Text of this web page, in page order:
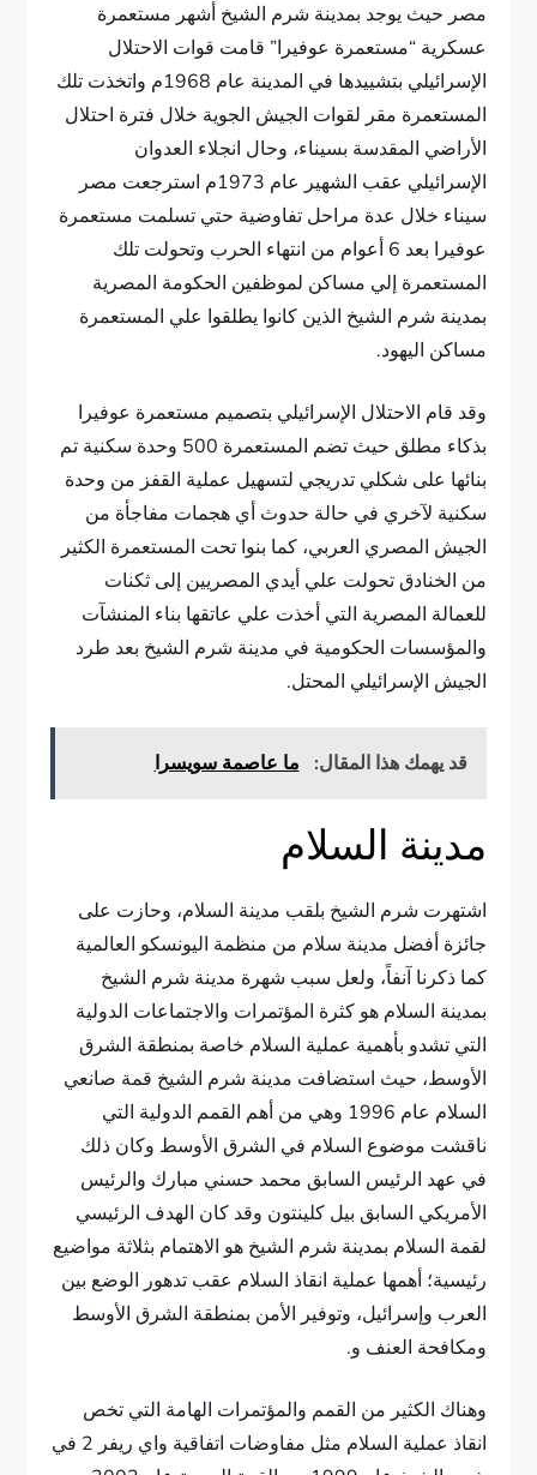
مصر حيث يوجد بمدينة شرم الشيخ أشهر مستعمرة
عسكرية “مستعمرة عوفيرا” قامت قوات الاحتلال
الإسرائيلي بتشييدها في المدينة عام 1968م واتخذت تلك
المستعمرة مقر لقوات الجيش الجوية خلال فترة احتلال
الأراضي المقدسة بسيناء، وحال انجلاء العدوان
الإسرائيلي عقب الشهير عام 1973م استرجعت مصر
سيناء خلال عدة مراحل تفاوضية حتي تسلمت مستعمرة
عوفيرا بعد 6 أعوام من انتهاء الحرب وتحولت تلك
المستعمرة إلي مساكن لموظفين الحكومة المصرية
بمدينة شرم الشيخ الذين كانوا يطلقوا علي المستعمرة
مساكن اليهود.
وقد قام الاحتلال الإسرائيلي بتصميم مستعمرة عوفيرا
بذكاء مطلق حيث تضم المستعمرة 500 وحدة سكنية تم
بنائها على شكلي تدريجي لتسهيل عملية القفز من وحدة
سكنية لآخري في حالة حدوث أي هجمات مفاجأة من
الجيش المصري العربي، كما بنوا تحت المستعمرة الكثير
من الخنادق تحولت علي أيدي المصريين إلى ثكنات
للعمالة المصرية التي أخذت علي عاتقها بناء المنشآت
والمؤسسات الحكومية في مدينة شرم الشيخ بعد طرد
الجيش الإسرائيلي المحتل.
قد يهمك هذا المقال: ما عاصمة سويسرا
مدينة السلام
اشتهرت شرم الشيخ بلقب مدينة السلام، وحازت على
جائزة أفضل مدينة سلام من منظمة اليونسكو العالمية
كما ذكرنا آنفاً، ولعل سبب شهرة مدينة شرم الشيخ
بمدينة السلام هو كثرة المؤتمرات والاجتماعات الدولية
التي تشدو بأهمية عملية السلام خاصة بمنطقة الشرق
الأوسط، حيث استضافت مدينة شرم الشيخ قمة صانعي
السلام عام 1996 وهي من أهم القمم الدولية التي
ناقشت موضوع السلام في الشرق الأوسط وكان ذلك
في عهد الرئيس السابق محمد حسني مبارك والرئيس
الأمريكي السابق بيل كلينتون وقد كان الهدف الرئيسي
لقمة السلام بمدينة شرم الشيخ هو الاهتمام بثلاثة مواضيع
رئيسية؛ أهمها عملية انقاذ السلام عقب تدهور الوضع بين
العرب وإسرائيل، وتوفير الأمن بمنطقة الشرق الأوسط
ومكافحة العنف و.
وهناك الكثير من القمم والمؤتمرات الهامة التي تخص
انقاذ عملية السلام مثل مفاوضات اتفاقية واي ريفر 2 في